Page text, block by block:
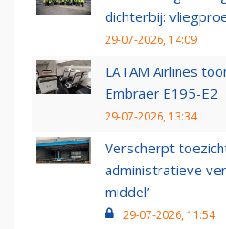
dichterbij:
29-07-2026, 14:09
LATAM Airlines
Embraer E195-E2
29-07-2026, 13:34
Verscherpt
administratieve
middel’
29-07-2026, 11:54